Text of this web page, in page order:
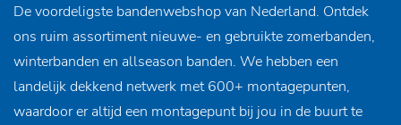
De voordeligste bandenwebshop van Nederland. Ontdek
ons ruim assortiment nieuwe- en gebruikte zomerbanden,
winterbanden en allseason banden. We hebben een
landelijk dekkend netwerk met 600+ montagepunten,
waardoor er altijd een montagepunt bij jou in de buurt te